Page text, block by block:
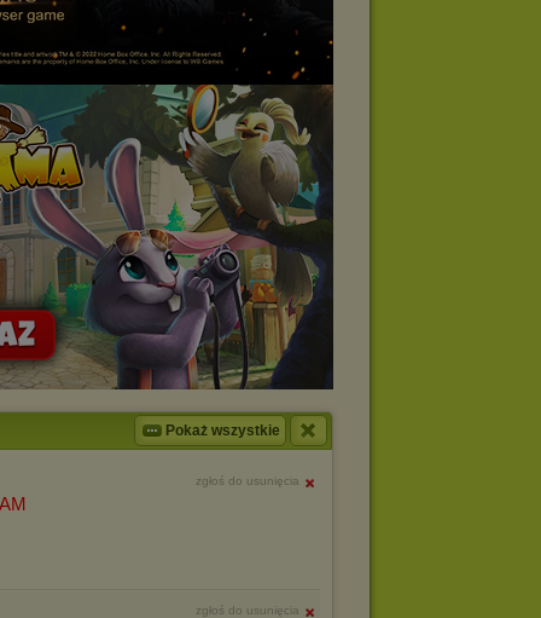
Pokaż wszystkie
zgłoś do usunięcia
zgłoś do usunięcia